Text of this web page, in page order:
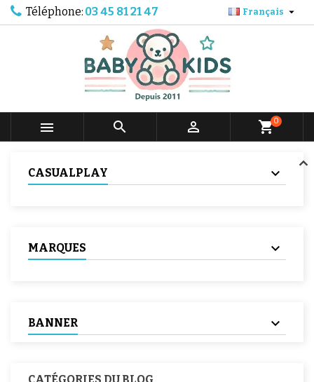
Téléphone: 03 45 81 21 47 Français 
   shopping_cart0
CASUALPLAY
MARQUES
BANNER